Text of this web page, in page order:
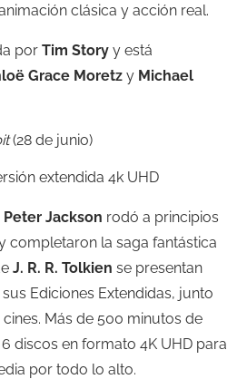
clásica y acción real.
por Tim Story y está
Grace Moretz y Michael
(28 de junio)
Peter Jackson rodó a principios
completaron la saga fantástica
J. R. R. Tolkien se presentan
Ediciones Extendidas, junto
Más de 500 minutos de
discos en formato 4K UHD para
por todo lo alto.